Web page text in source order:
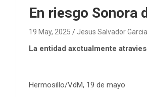
En riesgo Sonora
19 May, 2025 Jesus Salvador Garcia
La entidad axctualmente
Hermosillo/VdM, 19 de mayo